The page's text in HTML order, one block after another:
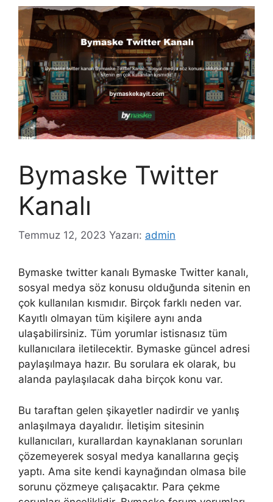
Bymaske Twitter
Kanalı
Temmuz 12, 2023 Yazarı: admin
Bymaske twitter kanalı Bymaske Twitter kanalı,
sosyal medya söz konusu olduğunda sitenin en
çok kullanılan kısmıdır. Birçok farklı neden var.
Kayıtlı olmayan tüm kişilere aynı anda
ulaşabilirsiniz. Tüm yorumlar istisnasız tüm
kullanıcılara iletilecektir. Bymaske güncel adresi
paylaşılmaya hazır. Bu sorulara ek olarak, bu
alanda paylaşılacak daha birçok konu var.
Bu taraftan gelen şikayetler nadirdir ve yanlış
anlaşılmaya dayalıdır. İletişim sitesinin
kullanıcıları, kurallardan kaynaklanan sorunları
çözemeyerek sosyal medya kanallarına geçiş
yaptı. Ama site kendi kaynağından olmasa bile
sorunu çözmeye çalışacaktır. Para çekme